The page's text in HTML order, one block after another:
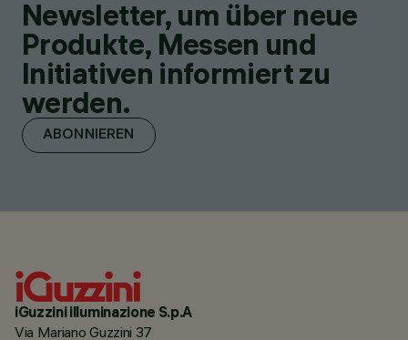
Newsletter, um über neue
Produkte, Messen und
Initiativen informiert zu
werden.
ABONNIEREN
iGuzzini illuminazione S.p.A
Via Mariano Guzzini 37